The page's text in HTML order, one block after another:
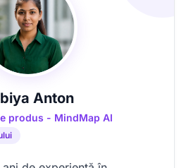
Anton
produs - MindMap AI